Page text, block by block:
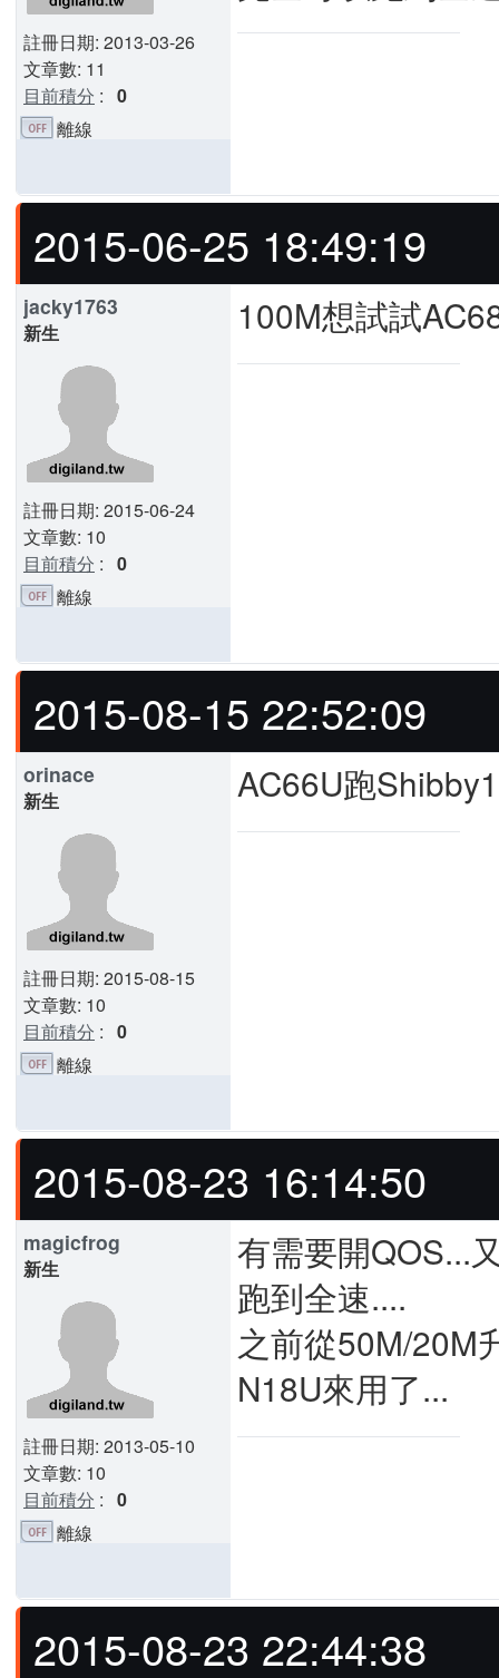
註冊日期: 2013-03-26
文章數: 11
目前積分 : 0
離線
2015-06-25 18:49:19
jacky1763
新生
註冊日期: 2015-06-24
文章數: 10
目前積分 : 0
100M想試試
離線
2015-08-15 22:52:09
orinace
新生
註冊日期: 2015-08-15
文章數: 10
目前積分 : 0
AC66U跑
離線
2015-08-23 16:14:50
magicfrog
新生
註冊日期: 2013-05-10
文章數: 10
目前積分 : 0
有需要開QOS...
跑到全速....
之前從50M/20M
N18U來用了...
離線
2015-08-23 22:44:38